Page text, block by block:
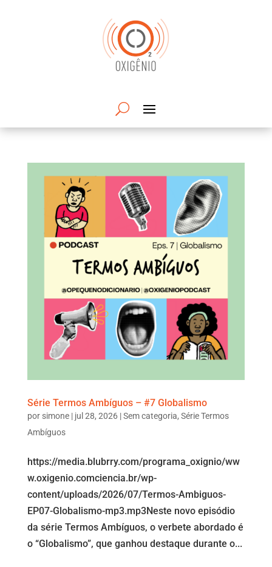
Série Termos Ambíguos – #7 Globalismo
por simone| jul 28, 2026|Sem categoria, Série Termos
Ambíguos
https://media.blubrry.com/programa_oxignio/ww
w.oxigenio.comciencia.br/wp-
content/uploads/2026/07/Termos-Ambiguos-
EP07-Globalismo-mp3.mp3Neste novo episódio
da série Termos Ambíguos, o verbete abordado é
o “Globalismo”, que ganhou destaque durante o...